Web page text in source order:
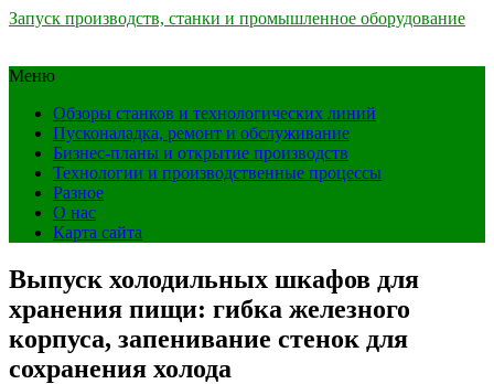
Запуск производств, станки и промышленное оборудование
Меню
Обзоры станков и технологических линий
Пусконаладка, ремонт и обслуживание
Бизнес-планы и открытие производств
Технологии и производственные процессы
Разное
О нас
Карта сайта
Выпуск холодильных шкафов для
хранения пищи: гибка железного
корпуса, запенивание стенок для
сохранения холода